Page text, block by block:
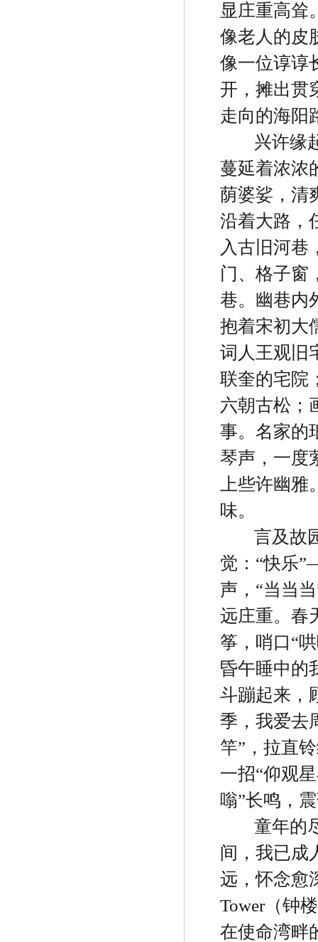
显庄重高耸
像老人的皮
像一位谆谆
开，摊出贯
走向的海阳
兴许缘
蔓延着浓浓
荫婆娑，清
沿着大路，
入古旧河巷
门、格子窗
巷。幽巷内
抱着宋初大
词人王观旧
联奎的宅院
六朝古松；
事。名家的
琴声，一度
上些许幽
味。
言及故
觉： “快乐
声， “当当当
远庄重。春
筝，哨口“
昏午睡中的
斗蹦起来，
季，我爱去
竿” ，拉直
一招“仰观
嗡”长鸣，
童年的
间，我已成
远，怀念愈
Tower（钟
在使命湾畔